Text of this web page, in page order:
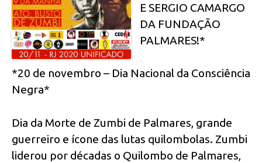
E SERGIO CAMARGO
DA FUNDAÇÃO
PALMARES!*
*20 de novembro – Dia Nacional da Consciência
Negra*
Dia da Morte de Zumbi de Palmares, grande
guerreiro e ícone das lutas quilombolas. Zumbi
liderou por décadas o Quilombo de Palmares,